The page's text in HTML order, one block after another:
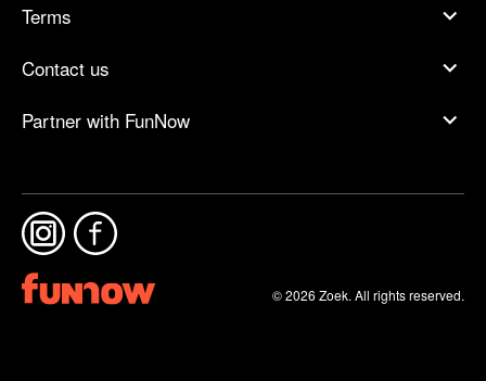
Terms
Contact us
Partner with FunNow
© 2026 Zoek. All rights reserved.